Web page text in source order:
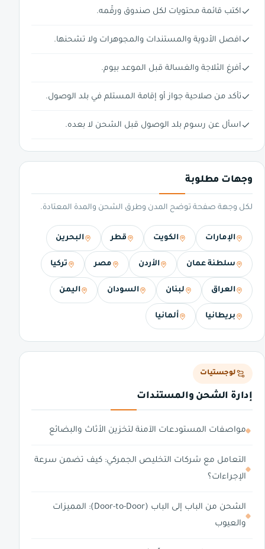
اكتب قائمة محتويات لكل صندوق ورقّمه.
افصل الأدوية والمستندات والمجوهرات ولا تشحنها.
أفرغ الثلاجة والغسالة قبل الموعد بيوم.
تأكد من صلاحية جواز أو إقامة المستلم في بلد الوصول.
اسأل عن رسوم بلد الوصول قبل الشحن لا بعده.
وجهات مطلوبة
لكل وجهة صفحة توضح المدن وطرق الشحن والمدة المعتادة.
الإمارات الكويت قطر البحرين
سلطنة عمان الأردن مصر تركيا
العراق لبنان السودان اليمن
بريطانيا ألمانيا
لوجستيات
إدارة الشحن والمستندات
مواصفات المستودعات الآمنة لتخزين الأثاث والبضائع
التعامل مع شركات التخليص الجمركي: كيف تضمن سرعة
الإجراءات؟
الشحن من الباب إلى الباب (Door-to-Door): المميزات
والعيوب